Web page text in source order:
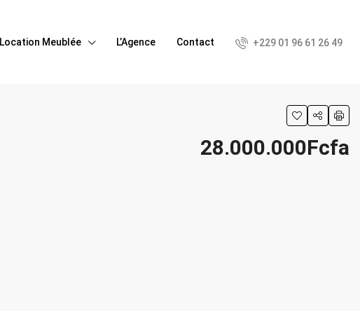
Location Meublée L’Agence Contact +229 01 96 61 26 49
28.000.000Fcfa